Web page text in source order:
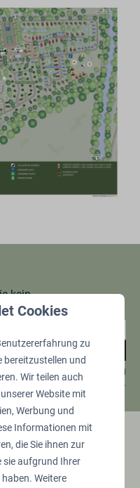
kein
Datenschutzbestimmungen
und
Servicebedingungen
Cookies
zu
bereitzustellen und
Wir teilen auch
Website mit
Werbung und
Informationen mit
die Sie ihnen zur
sie aufgrund Ihrer
Weitere